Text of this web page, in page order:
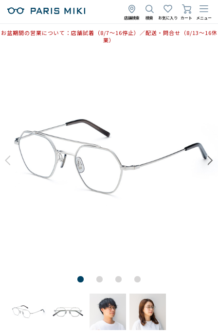
店舗検索 検索 お気に入り カート メニュー
お盆期間の営業について：店舗試着（8/7〜16停止）／配送・問合せ（8/13〜16休
業）